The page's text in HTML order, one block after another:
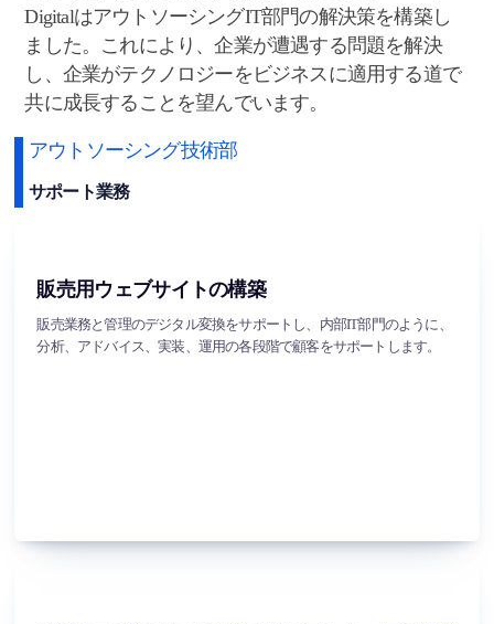
DigitalはアウトソーシングIT部門の解決策を構築し
ました。これにより、企業が遭遇する問題を解決
し、企業がテクノロジーをビジネスに適用する道で
共に成長することを望んでいます。
アウトソーシング技術部
サポート業務
販売用ウェブサイトの構築
販売業務と管理のデジタル変換をサポートし、内部IT部門のように、
分析、アドバイス、実装、運用の各段階で顧客をサポートします。